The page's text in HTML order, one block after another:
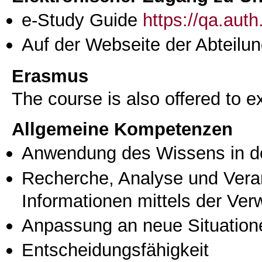
e-Study Guide https://
Auf der Webseite der
Erasmus
The course is also offered to
Allgemeine Kompetenzen
Anwendung des Wissens in
Recherche, Analyse und
Informationen mittels der
Anpassung an neue
Entscheidungsfähigkeit